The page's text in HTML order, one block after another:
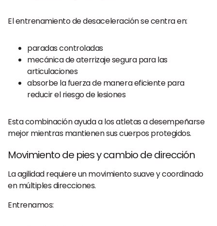
El entrenamiento de desaceleración se centra en:
paradas controladas
mecánica de aterrizaje segura para las
articulaciones
absorbe la fuerza de manera eficiente para
reducir el riesgo de lesiones
Esta combinación ayuda a los atletas a desempeñarse
mejor mientras mantienen sus cuerpos protegidos.
Movimiento de pies y cambio de dirección
La agilidad requiere un movimiento suave y coordinado
en múltiples direcciones.
Entrenamos: